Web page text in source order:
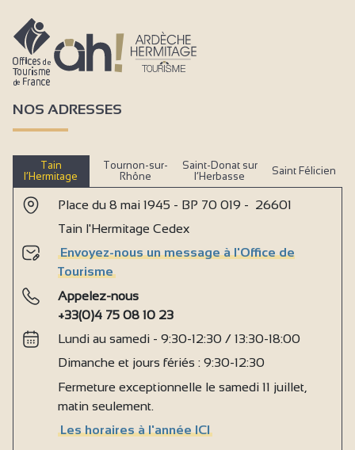
NOS ADRESSES
Tain
l’Hermitage
Tournon-sur-
Rhône
Saint-Donat sur
l’Herbasse
Saint Félicien
Place du 8 mai 1945 - BP 70 019 - 26601
Tain l'Hermitage Cedex
Envoyez-nous un message à l'Office de
Tourisme
Appelez-nous
+33(0)4 75 08 10 23
Lundi au samedi - 9:30-12:30 / 13:30-18:00
Dimanche et jours fériés : 9:30-12:30
Fermeture exceptionnelle le samedi 11 juillet,
matin seulement.
Les horaires à l'année ICI